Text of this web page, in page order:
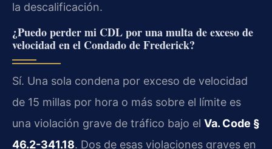
la descalificación.
¿Puedo perder mi CDL por una multa de exceso de
velocidad en el Condado de Frederick?
Sí. Una sola condena por exceso de velocidad
de 15 millas por hora o más sobre el límite es
una violación grave de tráfico bajo el Va. Code §
46.2-341.18. Dos de esas violaciones graves en